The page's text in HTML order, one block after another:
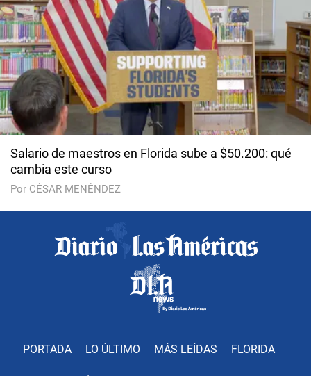
Salario de maestros en Florida sube a $50.200: qué
cambia este curso
Por CÉSAR MENÉNDEZ
PORTADA LO ÚLTIMO MÁS LEÍDAS FLORIDA